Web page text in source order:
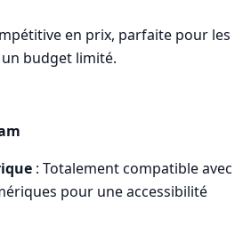
en prix, parfaite pour les
budget limité.
: Totalement compatible avec
pour une accessibilité